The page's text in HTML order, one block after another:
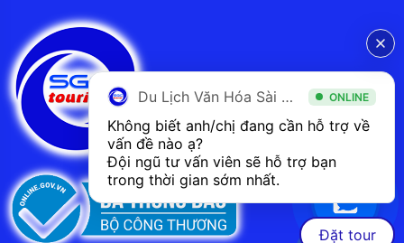
Du Lịch Văn Hóa Sài Gòn ONLINE
Không biết anh/chị đang cần hỗ trợ về
vấn đề nào ạ?
Đội ngũ tư vấn viên sẽ hỗ trợ bạn
trong thời gian sớm nhất.
Đặt tour